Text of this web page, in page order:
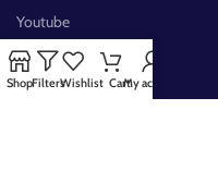
Youtube
Pinterest
FB Group
ShopFiltersWishlist CartMy account